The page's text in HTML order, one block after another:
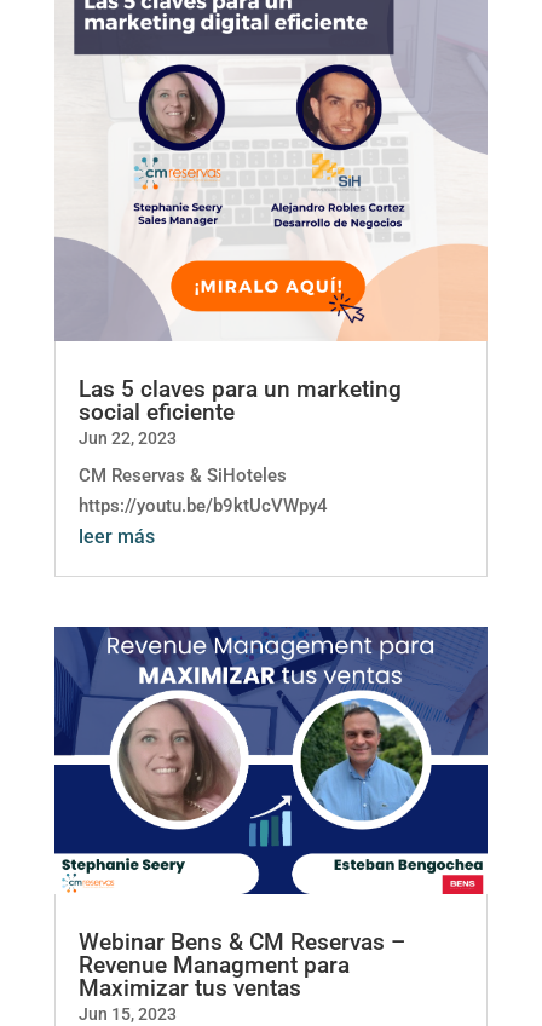
Las 5 claves para un marketing
social eficiente
Jun 22, 2023
CM Reservas & SiHoteles
https://youtu.be/b9ktUcVWpy4
leer más
Webinar Bens & CM Reservas –
Revenue Managment para
Maximizar tus ventas
Jun 15, 2023